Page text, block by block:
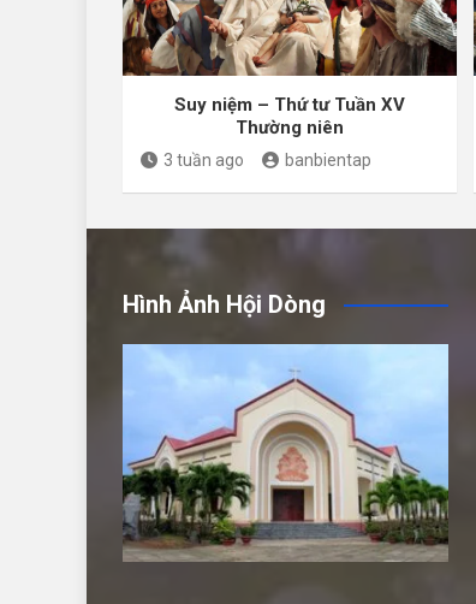
Suy niệm – Thứ tư Tuần XV
Thường niên
3 tuần ago banbientap
Hình Ảnh Hội Dòng